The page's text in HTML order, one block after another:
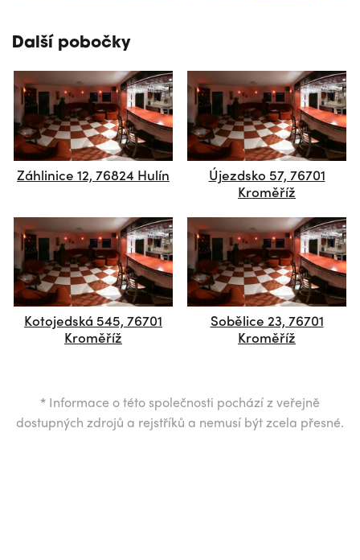
Další pobočky
Záhlinice 12, 76824 Hulín
Újezdsko 57, 76701
Kroměříž
Kotojedská 545, 76701
Kroměříž
Sobělice 23, 76701
Kroměříž
* Informace o této společnosti pochází z veřejně
dostupných zdrojů a rejstříků a nemusí být zcela přesné.